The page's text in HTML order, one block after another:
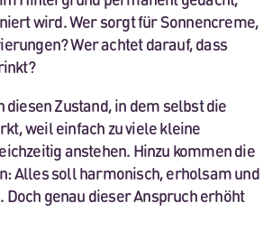
wird. Wer sorgt für Sonnencreme,
Wer achtet darauf, dass
diesen Zustand, in dem selbst die
weil einfach zu viele kleine
anstehen. Hinzu kommen die
Alles soll harmonisch, erholsam und
genau dieser Anspruch erhöht